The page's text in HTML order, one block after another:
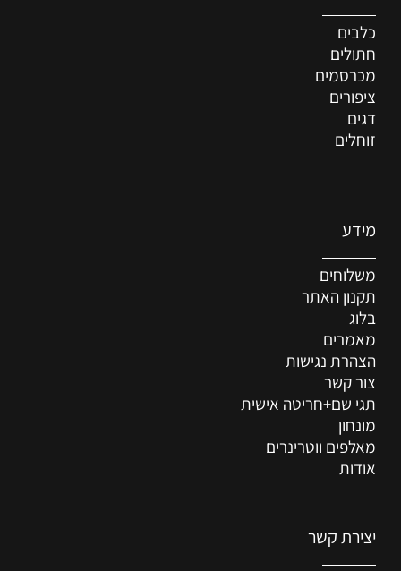
כלבים
חתולים
מכרסמים
ציפורים
דגים
זוחלים
מידע
משלוחים
תקנון האתר
בלוג
מאמרים
הצהרת נגישות
צור קשר
תגי שם+חריטה אישית
מונחון
מאלפים ווטרינרים
אודות
יצירת קשר